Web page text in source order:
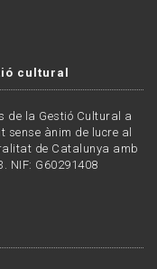
cultural
de la Gestió Cultural a
sense ànim de lucre al
de Catalunya amb
NIF: G60291408